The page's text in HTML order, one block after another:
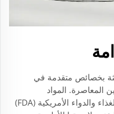
بخصائص متقدمة في
المعاصرة. المواد
المستخدمة في صناعتها معتمدة من إدارة الغذاء والدواء الأمريكية (FDA)